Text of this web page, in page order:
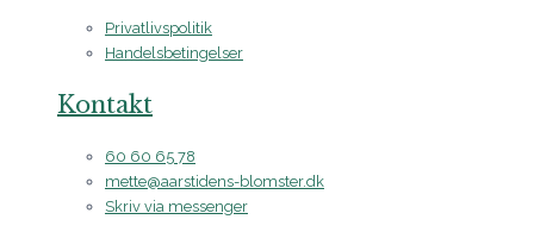
Privatlivspolitik
Handelsbetingelser
Kontakt
60 60 65 78
mette@aarstidens-blomster.dk
Skriv via messenger